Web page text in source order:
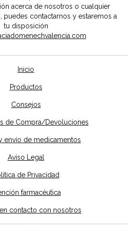
acerca de nosotros o cualquier
puedes contactarnos y estaremos a
tu disposición
Inicio
Productos
Consejos
de Compra/Devoluciones
envío de medicamentos
Aviso Legal
de Privacidad
farmacéutica
contacto con nosotros